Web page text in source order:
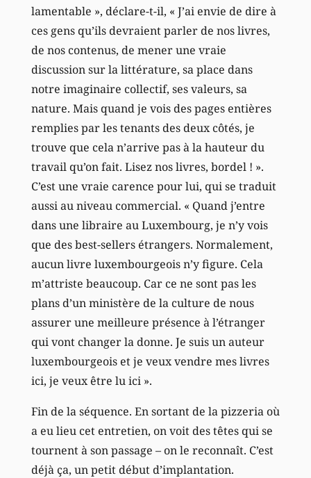
lamentable », déclare-t-il, « J’ai envie de dire à
ces gens qu’ils devraient parler de nos livres,
de nos contenus, de mener une vraie
discussion sur la littérature, sa place dans
notre imaginaire collectif, ses valeurs, sa
nature. Mais quand je vois des pages entières
remplies par les tenants des deux côtés, je
trouve que cela n’arrive pas à la hauteur du
travail qu’on fait. Lisez nos livres, bordel ! ».
C’est une vraie carence pour lui, qui se traduit
aussi au niveau commercial. « Quand j’entre
dans une libraire au Luxembourg, je n’y vois
que des best-sellers étrangers. Normalement,
aucun livre luxembourgeois n’y figure. Cela
m’attriste beaucoup. Car ce ne sont pas les
plans d’un ministère de la culture de nous
assurer une meilleure présence à l’étranger
qui vont changer la donne. Je suis un auteur
luxembourgeois et je veux vendre mes livres
ici, je veux être lu ici ».
Fin de la séquence. En sortant de la pizzeria où
a eu lieu cet entretien, on voit des têtes qui se
tournent à son passage – on le reconnaît. C’est
déjà ça, un petit début d’implantation.